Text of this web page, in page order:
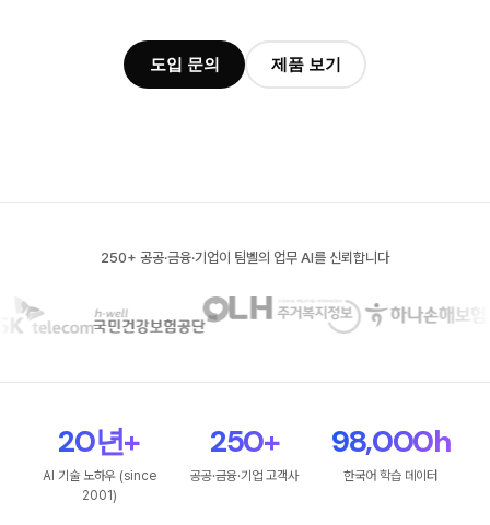
도입 문의 제품 보기
250+ 공공·금융·기업이 팀벨의 업무 AI를 신뢰합니다
20년+
AI 기술 노하우 (since
2001)
250+
공공·금융·기업 고객사
98,000h
한국어 학습 데이터